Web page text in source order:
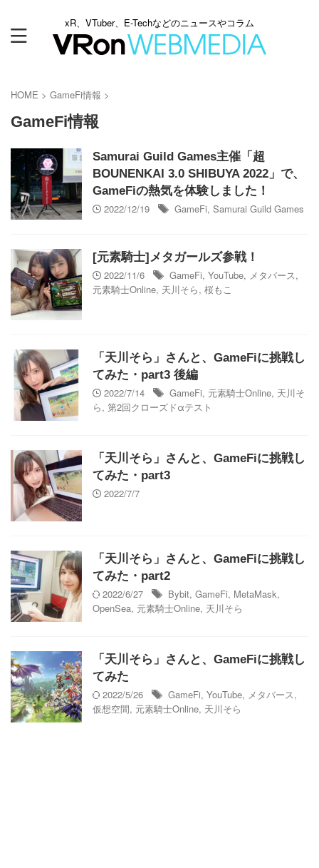
xR、VTuber、E-Techなどのニュースやコラム
HOME > GameFi情報 >
GameFi情報
Samurai Guild Games主催「超
BOUNENKAI 3.0 SHIBUYA 2022」で、
GameFiの熱気を体験しました！
2022/12/19
GameFi, Samurai Guild Games
[元素騎士]メタガールズ参戦！
2022/11/6
GameFi, YouTube, メタバース,
元素騎士Online, 天川そら, 桜もこ
「天川そら」さんと、GameFiに挑戦し
てみた・part3 後編
2022/7/14
GameFi, 元素騎士Online, 天川そ
ら, 第2回クローズドαテスト
「天川そら」さんと、GameFiに挑戦し
てみた・part3
2022/7/7
「天川そら」さんと、GameFiに挑戦し
てみた・part2
2022/6/27
Bybit, GameFi, MetaMask,
OpenSea, 元素騎士Online, 天川そら
「天川そら」さんと、GameFiに挑戦し
てみた
2022/5/26
GameFi, YouTube, メタバース,
仮想空間, 元素騎士Online, 天川そら